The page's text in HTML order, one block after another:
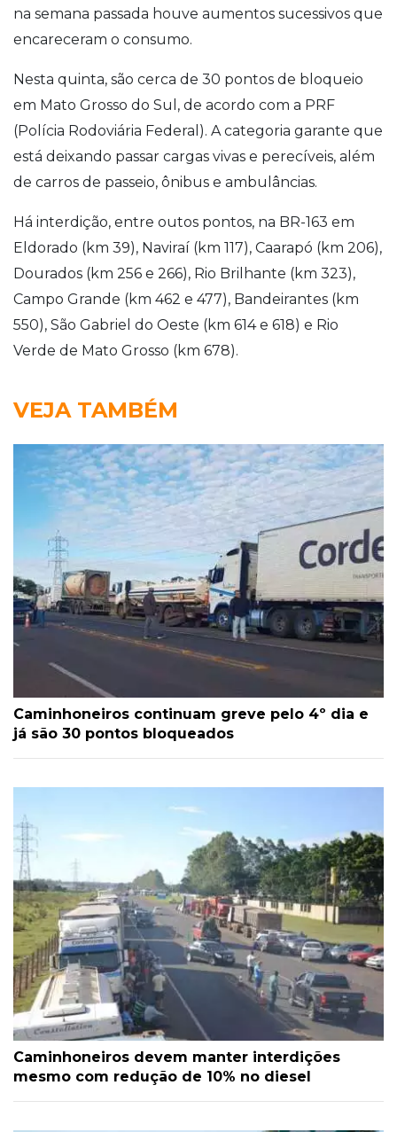
na semana passada houve aumentos sucessivos que
encareceram o consumo.
Nesta quinta, são cerca de 30 pontos de bloqueio
em Mato Grosso do Sul, de acordo com a PRF
(Polícia Rodoviária Federal). A categoria garante que
está deixando passar cargas vivas e perecíveis, além
de carros de passeio, ônibus e ambulâncias.
Há interdição, entre outos pontos, na BR-163 em
Eldorado (km 39), Naviraí (km 117), Caarapó (km 206),
Dourados (km 256 e 266), Rio Brilhante (km 323),
Campo Grande (km 462 e 477), Bandeirantes (km
550), São Gabriel do Oeste (km 614 e 618) e Rio
Verde de Mato Grosso (km 678).
VEJA TAMBÉM
Caminhoneiros continuam greve pelo 4º dia e
já são 30 pontos bloqueados
Caminhoneiros devem manter interdições
mesmo com redução de 10% no diesel